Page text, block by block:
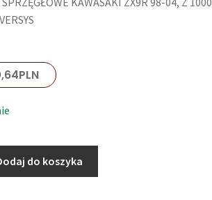
PLN
do koszyka